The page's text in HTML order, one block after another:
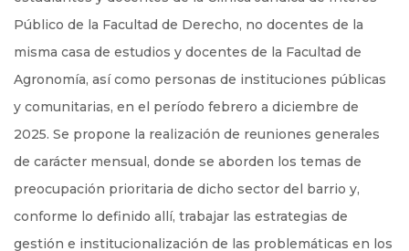
Público de la Facultad de Derecho, no docentes de la
misma casa de estudios y docentes de la Facultad de
Agronomía, así como personas de instituciones públicas
y comunitarias, en el período febrero a diciembre de
2025. Se propone la realización de reuniones generales
de carácter mensual, donde se aborden los temas de
preocupación prioritaria de dicho sector del barrio y,
conforme lo definido allí, trabajar las estrategias de
gestión e institucionalización de las problemáticas en los